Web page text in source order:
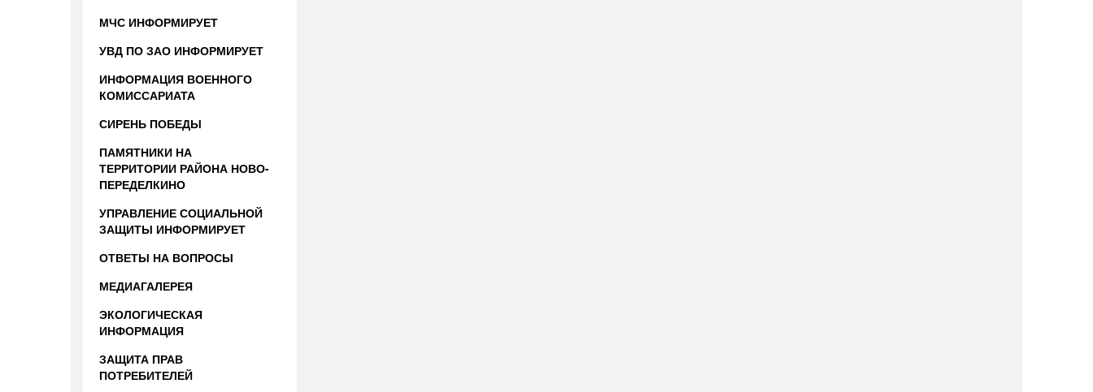
МЧС ИНФОРМИРУЕТ
УВД ПО ЗАО ИНФОРМИРУЕТ
ИНФОРМАЦИЯ ВОЕННОГО
КОМИССАРИАТА
СИРЕНЬ ПОБЕДЫ
ПАМЯТНИКИ НА
ТЕРРИТОРИИ РАЙОНА НОВО-
ПЕРЕДЕЛКИНО
УПРАВЛЕНИЕ СОЦИАЛЬНОЙ
ЗАЩИТЫ ИНФОРМИРУЕТ
ОТВЕТЫ НА ВОПРОСЫ
МЕДИАГАЛЕРЕЯ
ЭКОЛОГИЧЕСКАЯ
ИНФОРМАЦИЯ
ЗАЩИТА ПРАВ
ПОТРЕБИТЕЛЕЙ